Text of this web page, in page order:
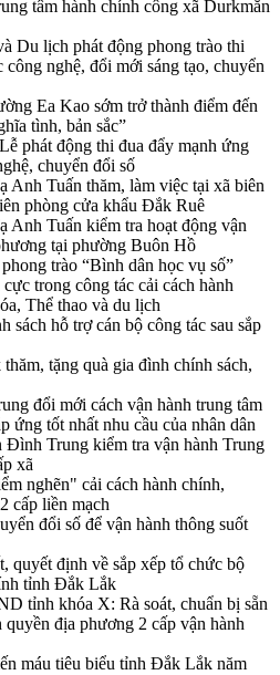
tâm hành chính công xã Durkmăn
Du lịch phát động phong trào thi
nghệ, đổi mới sáng tạo, chuyển
Ea Kao sớm trở thành điểm đến
tình, bản sắc”
phát động thi đua đẩy mạnh ứng
chuyển đổi số
Tuấn thăm, làm việc tại xã biên
phòng cửa khẩu Đắk Ruê
Tuấn kiểm tra hoạt động vận
tại phường Buôn Hồ
trào “Bình dân học vụ số”
trong công tác cải cách hành
Thể thao và du lịch
sách hỗ trợ cán bộ công tác sau sắp
tặng quà gia đình chính sách,
đổi mới cách vận hành trung tâm
ứng tốt nhất nhu cầu của nhân dân
Trung kiểm tra vận hành Trung
xã
nghẽn" cải cách hành chính,
cấp liền mạch
đổi số để vận hành thông suốt
quyết định về sắp xếp tổ chức bộ
tỉnh Đắk Lắk
tỉnh khóa X: Rà soát, chuẩn bị sẵn
quyền địa phương 2 cấp vận hành
máu tiêu biểu tỉnh Đắk Lắk năm